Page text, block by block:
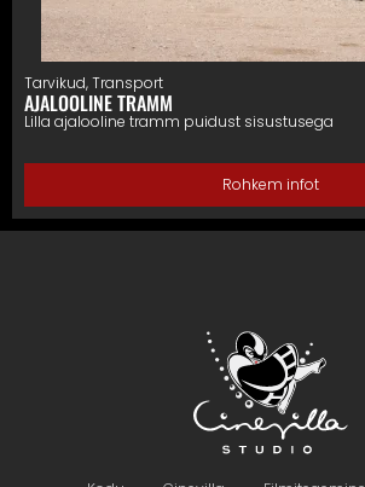
Tarvikud,Transport
AJALOOLINE TRAMM
Lilla ajalooline tramm puidust sisustusega
Rohkem infot